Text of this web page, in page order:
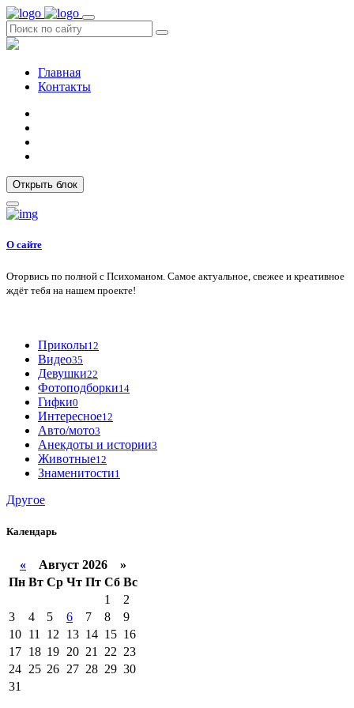
Главная
Контакты
Открыть блок
О сайте
Оторвись по полной с Психоманом. Самое актуальное, свежее и креативное
ждёт тебя на нашем проекте!
Приколы12
Видео35
Девушки22
Фотоподборки14
Гифки0
Интересное12
Авто/мото3
Анекдоты и истории3
Животные12
Знаменитости1
Другое
Календарь
« Август 2026 »
Пн Вт Ср Чт Пт Сб Вс
1
2
3
4 5 6 7 8
9
10 11 12 13 14 15 16
17 18 19 20 21 22 23
24 25 26 27 28 29 30
31